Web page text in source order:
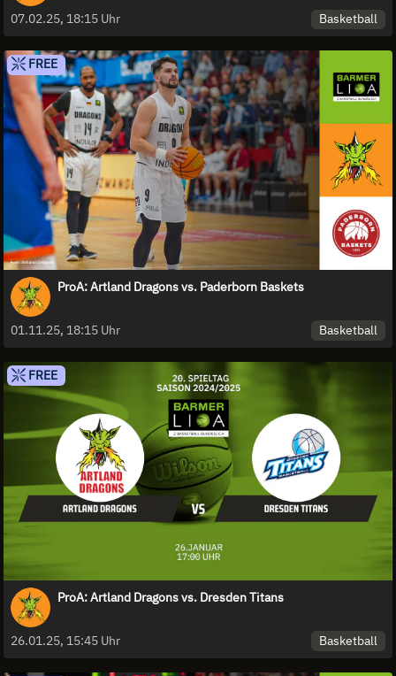
07.02.25, 18:15 Uhr Basketball
FREE
ProA: Artland Dragons vs. Paderborn Baskets
01.11.25, 18:15 Uhr Basketball
FREE
ProA: Artland Dragons vs. Dresden Titans
26.01.25, 15:45 Uhr Basketball